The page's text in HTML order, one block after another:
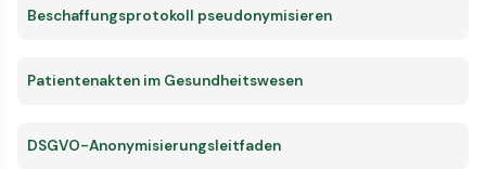
Beschaffungsprotokoll pseudonymisieren
Patientenakten im Gesundheitswesen
DSGVO-Anonymisierungsleitfaden